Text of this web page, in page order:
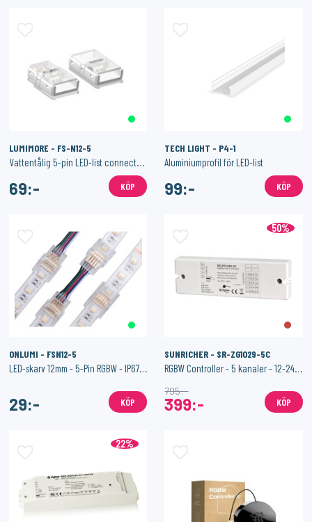
LUMIMORE - FS-N12-5
Vattentålig 5-pin LED-list connector - 12mm
69:- KÖP
TECH LIGHT - P4-1
Aluminiumprofil för LED-list
99:- KÖP
ONLUMI - FSN12-5
LED-skarv 12mm - 5-Pin RGBW - IP67 - Hippo-M
29:- KÖP
50%
SUNRICHER - SR-ZG1029-5C
RGBW Controller - 5 kanaler - 12-24V - Dimbar - Constant Voltage
399:-
795:-
KÖP
22%